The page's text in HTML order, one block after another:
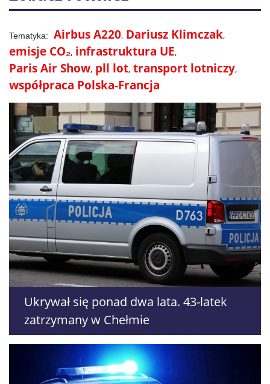
Airbus A220 Dariusz Klimczak
emisje CO₂ infrastruktura UE
Paris Air Show pll lot transport lotniczy
współpraca Polska-Francja
Ukrywał się ponad dwa lata. 43-latek
zatrzymany w Chełmie